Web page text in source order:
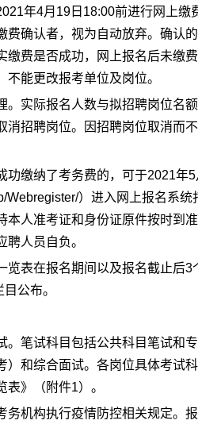
年4月19日18:00前进行网上
费确认者，视为自动放弃。确认
缴费是否成功，网上报名后未缴
能更改报考单位及岗位。
。实际报名人数与拟招聘岗位名
消招聘岗位。因招聘岗位取消而
功缴纳了考务费的，可于2021
Webregister/）进入网上报名系
本人准考证和身份证原件按时到
人员自负。
览表在报名期间以及报名截止后
公布。
。笔试科目包括公共科目笔试和
）和综合面试。各岗位具体考试
》（附件1）。
务机构执行疫情防控相关规定。